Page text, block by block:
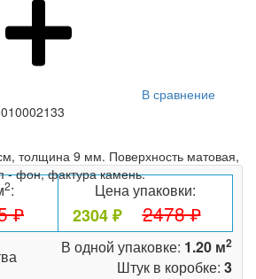
В сравнение
толщина 9 мм. Поверхность матовая,
- фон, фактура камень.
2:
₽
Цена упаковки:
2304 ₽ 2478 ₽
В одной упаковке: 1.20 м2
Штук в коробке: 3